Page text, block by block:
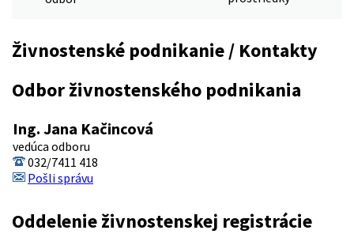
Živnostenské podnikanie / Kontakty
Odbor živnostenského podnikania
Ing. Jana Kačincová
vedúca odboru
032/7411 418
Pošli správu
Oddelenie živnostenskej registrácie